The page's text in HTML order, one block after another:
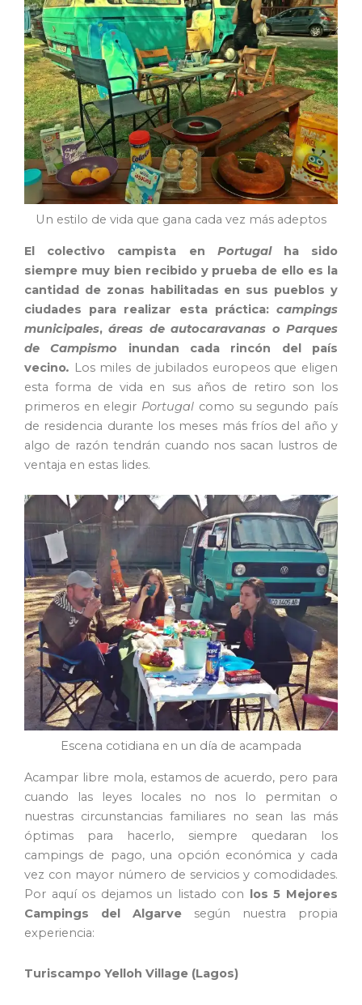
Un estilo de vida que gana cada vez más adeptos
El colectivo campista en Portugalha sido
siempre muy bien recibido y prueba de ello es la
cantidad de zonas habilitadas en sus pueblos y
ciudades para realizar esta práctica: campings
municipales,áreas de autocaravanas o Parques
de Campismo inundan cada rincón del país
vecino. Los miles de jubilados europeos que eligen
esta forma de vida en sus años de retiro son los
primeros en elegir Portugal como su segundo país
de residencia durante los meses más fríos del año y
algo de razón tendrán cuando nos sacan lustros de
ventaja en estas lides.
Escena cotidiana en un día de acampada
Acampar libre mola, estamos de acuerdo, pero para
cuando las leyes locales no nos lo permitan o
nuestras circunstancias familiares no sean las más
óptimas para hacerlo, siempre quedaran los
campings de pago, una opción económica y cada
vez con mayor número de servicios y comodidades.
Por aquí os dejamos un listado con los 5 Mejores
Campings del Algarve según nuestra propia
experiencia:
Turiscampo Yelloh Village (Lagos)